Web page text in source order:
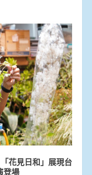
花見日和」展現台
登場